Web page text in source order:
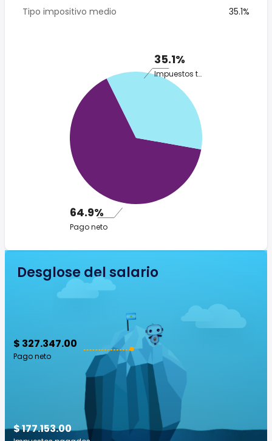
Tipo impositivo medio
35.1%
35.1%
Impuestos totales
64.9%
Pago neto
Desglose del salario
$ 327.347.00
Pago neto
$ 177.153.00